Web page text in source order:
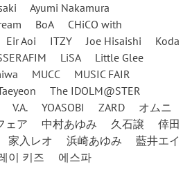
Ayumi Nakamura
BoA
CHiCO with
Eir Aoi ITZY Joe Hisaishi
Koda
LiSA
Little Glee
MUCC
MUSIC FAIR
The IDOLM@STER
V.A. YOASOBI ZARD
オムニ
ェア 中村あゆみ 久石譲
倖田
家入レオ 浜崎あゆみ
藍井エイ
이 키즈 에스파